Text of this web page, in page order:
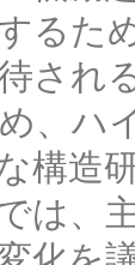
るた
され
、ハ
構造
は、